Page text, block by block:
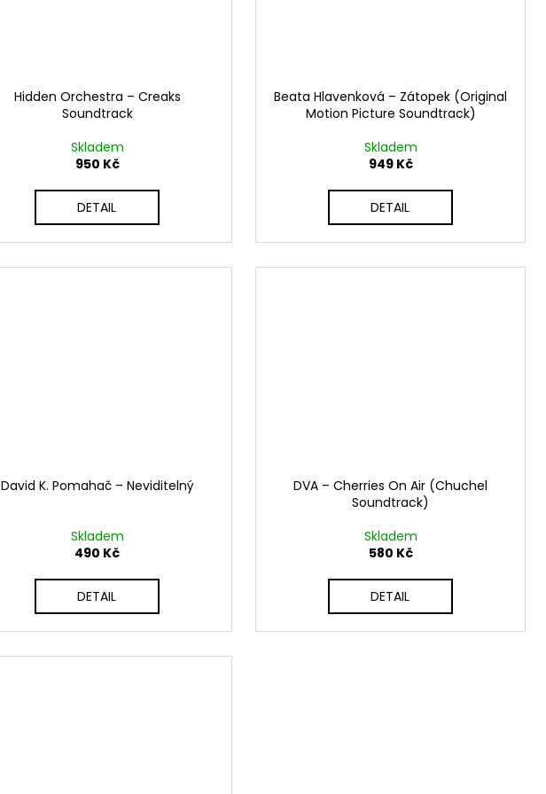
Hidden Orchestra – Creaks
Soundtrack
Skladem
950 Kč
DETAIL
Beata Hlavenková – Zátopek (Original
Motion Picture Soundtrack)
Skladem
949 Kč
DETAIL
David K. Pomahač – Neviditelný
Skladem
490 Kč
DETAIL
DVA – Cherries On Air (Chuchel
Soundtrack)
Skladem
580 Kč
DETAIL